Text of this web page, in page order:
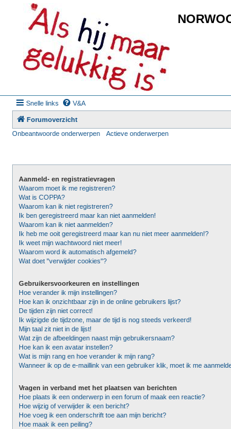
Snelle links V&A
Forumoverzicht
Onbeantwoorde onderwerpen
Actieve onderwerpen
Aanmeld- en registratievragen
Waarom moet ik me registreren?
Wat is COPPA?
Waarom kan ik niet registreren?
Ik ben geregistreerd maar kan niet aanmelden!
Waarom kan ik niet aanmelden?
Ik heb me ooit geregistreerd maar kan nu niet meer aanmelden!?
Ik weet mijn wachtwoord niet meer!
Waarom word ik automatisch afgemeld?
Wat doet "verwijder cookies"?
Gebruikersvoorkeuren en instellingen
Hoe verander ik mijn instellingen?
Hoe kan ik onzichtbaar zijn in de online gebruikers lijst?
De tijden zijn niet correct!
Ik wijzigde de tijdzone, maar de tijd is nog steeds verkeerd!
Mijn taal zit niet in de lijst!
Wat zijn de afbeeldingen naast mijn gebruikersnaam?
Hoe kan ik een avatar instellen?
Wat is mijn rang en hoe verander ik mijn rang?
Wanneer ik op de e-maillink van een gebruiker klik, moet ik me
Vragen in verband met het plaatsen van berichten
Hoe plaats ik een onderwerp in een forum of maak een reactie?
Hoe wijzig of verwijder ik een bericht?
Hoe voeg ik een onderschrift toe aan mijn bericht?
Hoe maak ik een peiling?